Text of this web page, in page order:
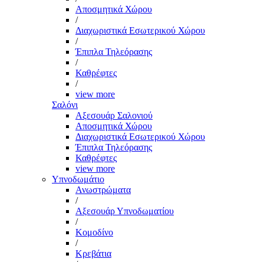
Αποσμητικά Χώρου
/
Διαχωριστικά Εσωτερικού Χώρου
/
Έπιπλα Τηλεόρασης
/
Καθρέφτες
/
view more
Σαλόνι
Αξεσουάρ Σαλονιού
Αποσμητικά Χώρου
Διαχωριστικά Εσωτερικού Χώρου
Έπιπλα Τηλεόρασης
Καθρέφτες
view more
Υπνοδωμάτιο
Ανωστρώματα
/
Αξεσουάρ Υπνοδωματίου
/
Κομοδίνο
/
Κρεβάτια